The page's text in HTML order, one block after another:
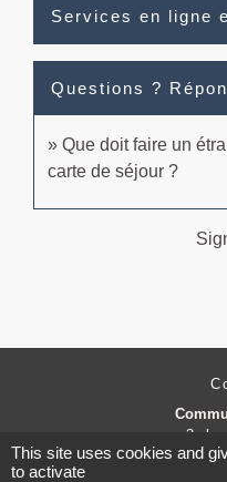
Services en ligne
Questions ?
Que doit faire un
carte de séjour ?
3
34190
This site uses cookies and
to activate